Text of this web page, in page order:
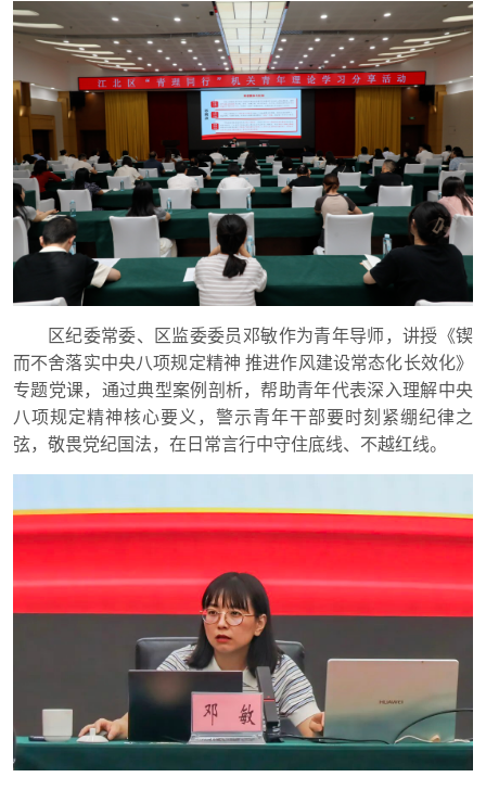
区纪委常委、区监委委员邓敏作为青年导师，讲授《锲
而不舍落实中央八项规定精神 推进作风建设常态化长效化》
专题党课，通过典型案例剖析，帮助青年代表深入理解中央
八项规定精神核心要义，警示青年干部要时刻紧绷纪律之
弦，敬畏党纪国法，在日常言行中守住底线、不越红线。